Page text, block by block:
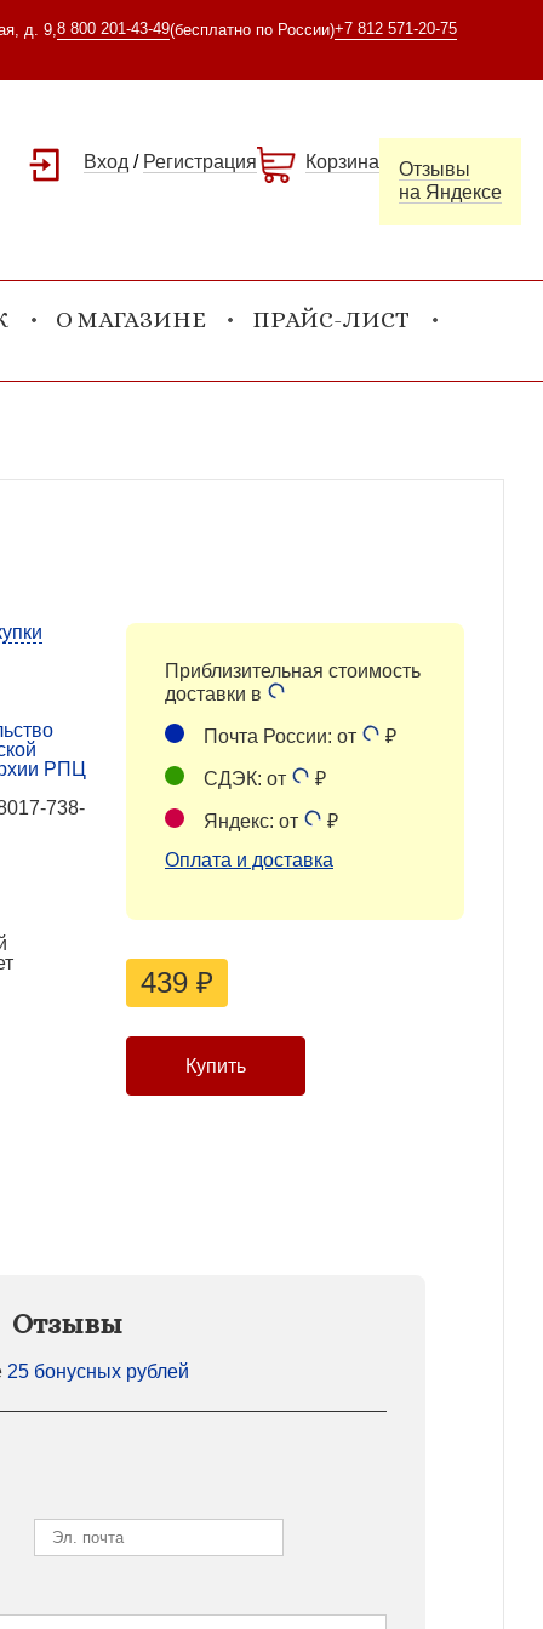
д. 9, 8 800 201-43-49(бесплатно по России)+7 812 571-20-75
Вход / Регистрация Корзина
Отзывы
на Яндексе
О МАГАЗИНЕ ПРАЙС-ЛИСТ
РПЦ
738-
Приблизительная стоимость
доставки в
Почта России: от ₽
СДЭК: от ₽
Яндекс: от
₽
Оплата и доставка
439 ₽
Отзывы
25 бонусных рублей